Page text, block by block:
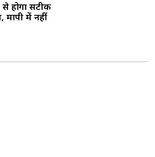
होगा सटीक
मापी में नहीं